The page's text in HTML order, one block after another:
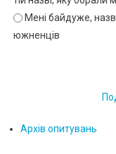
Мені байдуже,
южненців
Архів опитувань